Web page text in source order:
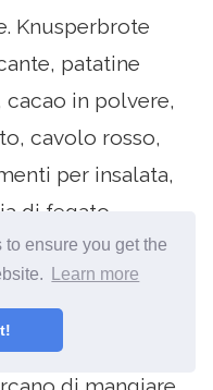
ensure you get the
Learn more
Knusperbrote
patatine
in polvere,
cavolo rosso,
per insalata,
di fegato,
di frutta e
una sana
i bambini.